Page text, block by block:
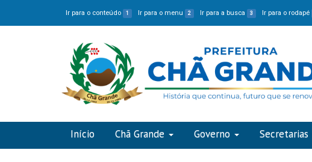
Ir para o conteúdo 1 Ir para o menu 2 Ir para a busca 3 Ir para o rodapé
Início Chã Grande Governo Secretarias